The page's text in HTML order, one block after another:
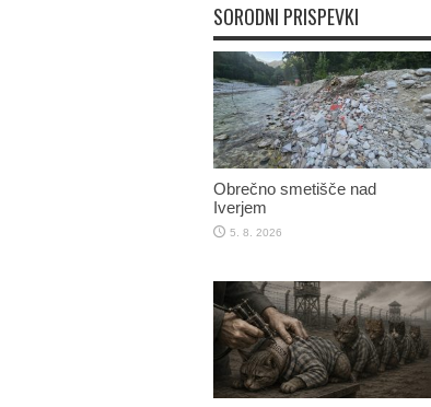
SORODNI PRISPEVKI
Obrečno smetišče nad
Iverjem
5. 8. 2026